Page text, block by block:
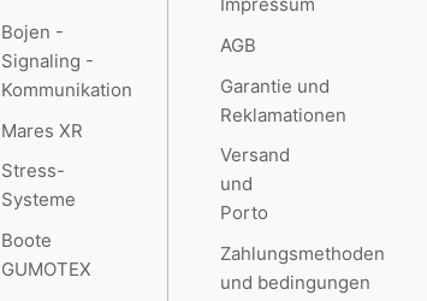
Bojen -
Signaling -
Kommunikation
Mares XR
Stress-
Systeme
Boote
GUMOTEX
AGB
Garantie und
Reklamationen
Versand
und
Porto
Zahlungsmethoden
und bedingungen